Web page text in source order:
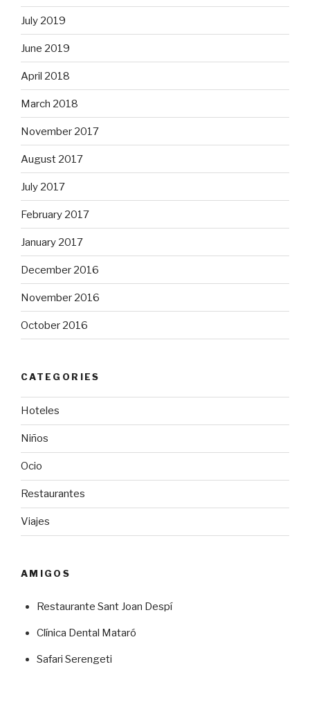
July 2019
June 2019
April 2018
March 2018
November 2017
August 2017
July 2017
February 2017
January 2017
December 2016
November 2016
October 2016
CATEGORIES
Hoteles
Niños
Ocio
Restaurantes
Viajes
AMIGOS
Restaurante Sant Joan Despí
Clínica Dental Mataró
Safari Serengeti